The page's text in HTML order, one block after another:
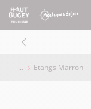
Etangs Marron